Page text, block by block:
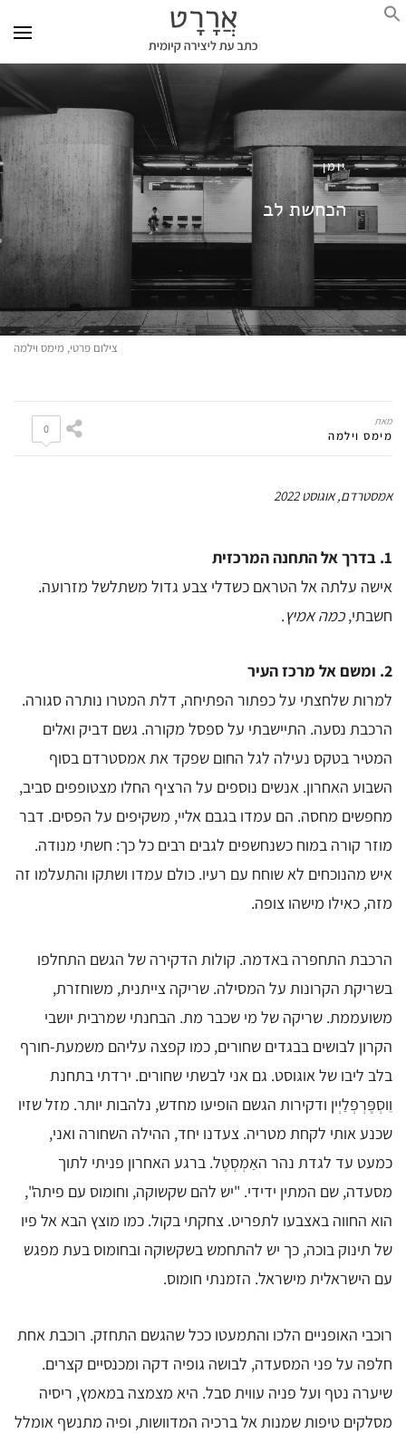
יומן
הכחשת לב
צילום פרטי, מימס וילמה
מאת
מימס וילמה 0
אמסטרדם, אוגוסט 2022
1. בדרך אל התחנה המרכזית
אישה עלתה אל הטראם כשדלי צבע גדול משתלשל מזרועה.
חשבתי,כמה אמיץ.
2. ומשם אל מרכז העיר
למרות שלחצתי על כפתור הפתיחה, דלת המטרו נותרה סגורה.
הרכבת נסעה. התיישבתי על ספסל מקורה. גשם דביק ואלים
המטיר בטקס נעילה לגל החום שפקד את אמסטרדם בסוף
השבוע האחרון. אנשים נוספים על הרציף החלו מצטופפים סביב,
מחפשים מחסה. הם עמדו בגבם אליי, משקיפים על הפסים. דבר
מוזר קורה במוח כשנחשפים לגבים רבים כל כך: חשתי מנודה.
איש מהנוכחים לא שוחח עם רעיו. כולם עמדו ושתקו והתעלמו זה
מזה, כאילו מישהו צופה.
הרכבת התחפרה באדמה. קולות הדקירה של הגשם התחלפו
בשריקת הקרונות על המסילה. שריקה צייתנית, משוחזרת,
משועממת. שריקה של מי שכבר מת. הבחנתי שמרבית יושבי
הקרון לבושים בבגדים שחורים, כמו קפצה עליהם משמעת-חורף
בלב ליבו של אוגוסט. גם אני לבשתי שחורים. ירדתי בתחנת
וֵוסְפֶּרְפְלַיְין ודקירות הגשם הופיעו מחדש, נלהבות יותר. מזל שזיו
שכנע אותי לקחת מטריה. צעדנו יחד, ההילה השחורה ואני,
כמעט עד לגדת נהר האַמְסְטֶל. ברגע האחרון פניתי לתוך
מסעדה, שם המתין ידידי. "יש להם שקשוקה, וחומוס עם פיתה",
הוא החווה באצבעו לתפריט. צחקתי בקול. כמו מוצץ הבא אל פיו
של תינוק בוכה, כך יש להתחמש בשקשוקה ובחומוס בעת מפגש
עם הישראלית מישראל. הזמנתי חומוס.
רוכבי האופניים הלכו והתמעטו ככל שהגשם התחזק. רוכבת אחת
חלפה על פני המסעדה, לבושה גופיה דקה ומכנסיים קצרים.
שיערה נטף ועל פניה עווית סבל. היא מצמצה במאמץ, ריסיה
מסלקים טיפות שמנות אל ברכיה המדוושות, ופיה מתנשף אומלל